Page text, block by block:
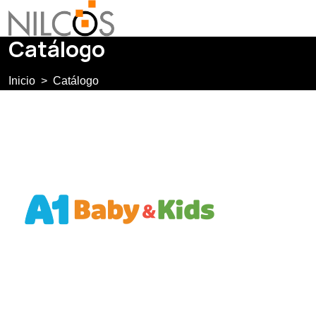
Catálogo
Inicio Catálogo